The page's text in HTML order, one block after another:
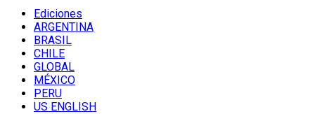
Ediciones
ARGENTINA
BRASIL
CHILE
GLOBAL
MÉXICO
PERU
US ENGLISH